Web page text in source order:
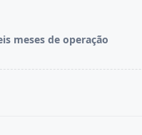
meses de operação